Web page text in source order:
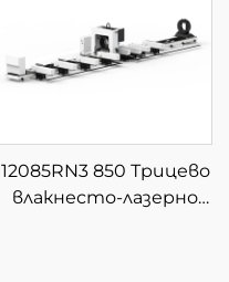
12085RN3 850 Трицево
влакнесто-лазерно